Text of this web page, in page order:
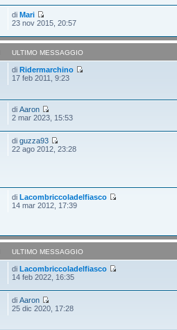
diMari
23 nov 2015, 20:57
ULTIMO MESSAGGIO
diRidermarchino
17 feb 2011, 9:23
diAaron
2 mar 2023, 15:53
diguzza93
22 ago 2012, 23:28
diLacombriccoladelfiasco
14 mar 2012, 17:39
ULTIMO MESSAGGIO
diLacombriccoladelfiasco
14 feb 2022, 16:35
diAaron
25 dic 2020, 17:28